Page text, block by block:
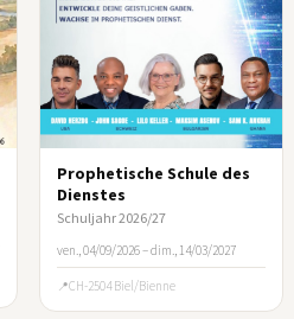
Prophetische Schule des
Dienstes
Schuljahr 2026/27
ven., 04/09/2026 – dim., 14/03/2027
CH-2504 Biel/Bienne